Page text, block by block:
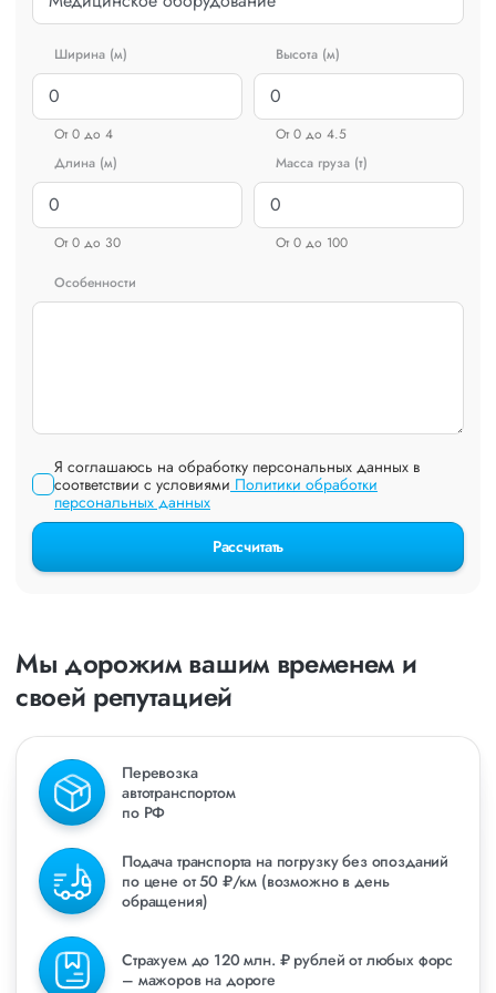
Ширина (м)
От 0 до 4
Высота (м)
От 0 до 4.5
Длина (м)
От 0 до 30
Масса груза (т)
От 0 до 100
Особенности
Я соглашаюсь на обработку персональных данных в
соответствии с условиями Политики обработки
персональных данных
Рассчитать
Мы дорожим вашим временем и
своей репутацией
Перевозка
автотранспортом
по РФ
Подача транспорта на погрузку без опозданий
по цене от 50 ₽/км (возможно в день
обращения)
Страхуем до 120 млн. ₽ рублей от любых форс
– мажоров на дороге